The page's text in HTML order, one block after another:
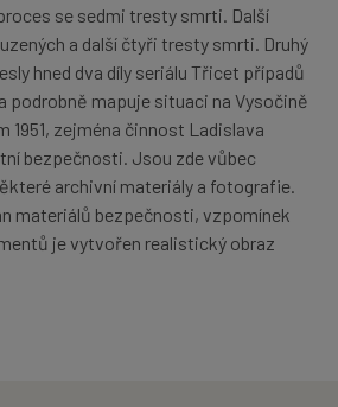
se sedmi tresty smrti. Další
a další čtyři tresty smrti. Druhý
hned dva díly seriálu Třicet případů
podrobně mapuje situaci na Vysočině
1951, zejména činnost Ladislava
bezpečnosti. Jsou zde vůbec
archivní materiály a fotografie.
materiálů bezpečnosti, vzpomínek
je vytvořen realistický obraz